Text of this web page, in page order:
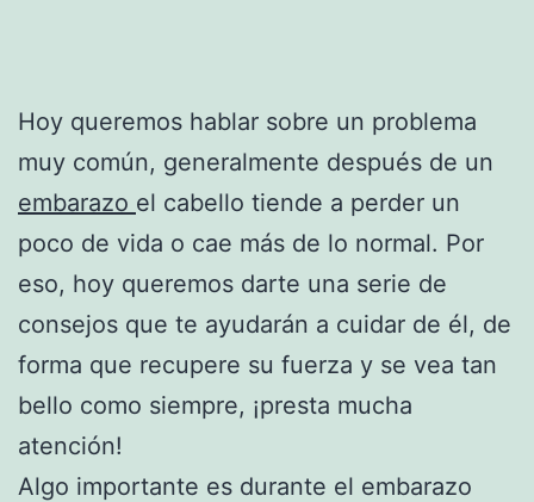
Hoy queremos hablar sobre un problema
muy común, generalmente después de un
embarazo el cabello tiende a perder un
poco de vida o cae más de lo normal. Por
eso, hoy queremos darte una serie de
consejos que te ayudarán a cuidar de él, de
forma que recupere su fuerza y se vea tan
bello como siempre, ¡presta mucha
atención!
Algo importante es durante el embarazo